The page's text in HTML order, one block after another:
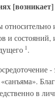
относительно
и
1.
-
в